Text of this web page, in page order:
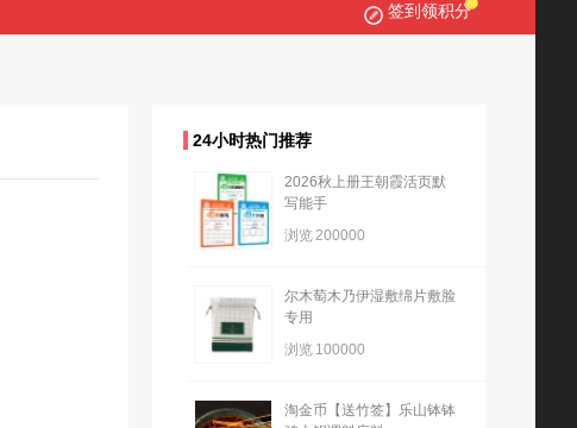
签到领积分
24小时热门推荐
2026秋上册王朝霞活页默
写能手
浏览200000
尔木萄木乃伊湿敷绵片敷脸
专用
浏览 100000
淘金币【送竹签】乐山钵钵